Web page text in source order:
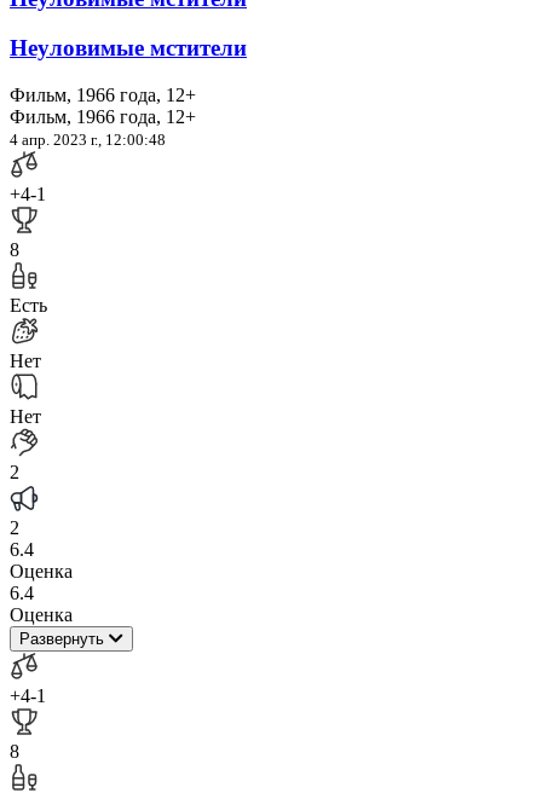
Неуловимые мстители
Фильм, 1966 года, 12+
Фильм, 1966 года, 12+
4 апр. 2023 г., 12:00:48
+4-1
8
Есть
Нет
Нет
2
2
6.4
Оценка
6.4
Оценка
Развернуть
+4-1
8